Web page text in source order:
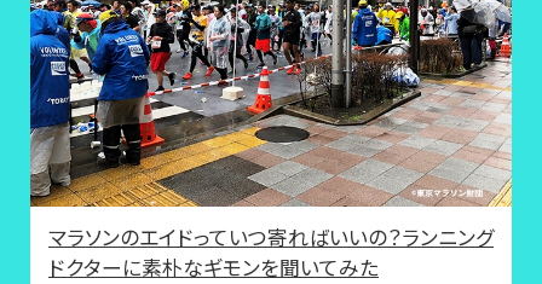
マラソンのエイドっていつ寄ればいいの？ランニング
ドクターに素朴なギモンを聞いてみた